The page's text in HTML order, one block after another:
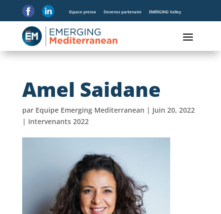
Espace presse Devenez partenaire EMERGING Valley
Amel Saidane
par Equipe Emerging Mediterranean | Juin 20, 2022
| Intervenants 2022